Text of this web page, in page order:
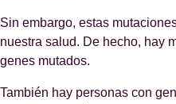
Sin embargo, estas
nuestra salud. De hecho, hay
genes mutados.
También hay personas con